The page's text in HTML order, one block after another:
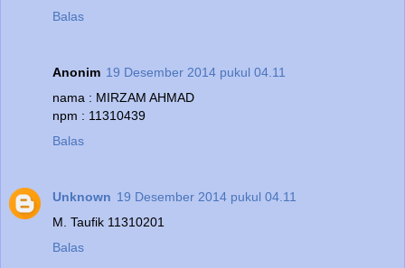
Balas
Anonim 19 Desember 2014 pukul 04.11
nama : MIRZAM AHMAD
npm : 11310439
Balas
Unknown 19 Desember 2014 pukul 04.11
M. Taufik 11310201
Balas